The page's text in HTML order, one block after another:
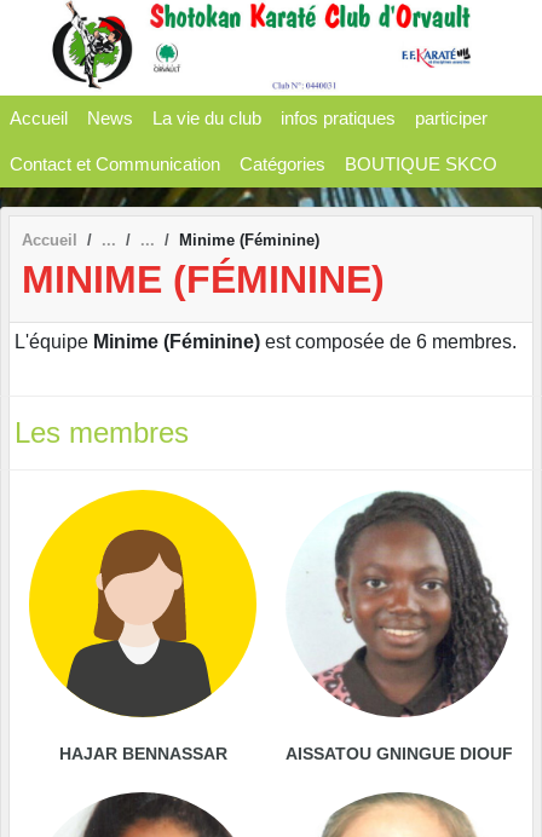
Accueil News La vie du club infos pratiques participer
Contact et Communication Catégories BOUTIQUE SKCO
Accueil Minime (Féminine)
MINIME (FÉMININE)
L'équipe Minime (Féminine) est composée de 6 membres.
Les membres
HAJAR BENNASSAR AISSATOU GNINGUE DIOUF
Panneau de gestion des cookies